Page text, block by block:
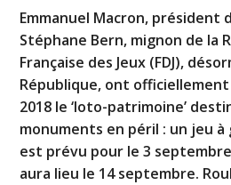
Emmanuel Macron, président
Stéphane Bern, mignon de la
Française des Jeux (FDJ),
République, ont officiellement
2018 le ‘loto-patrimoine’
monuments en péril : un jeu à
est prévu pour le 3
aura lieu le 14 septembre.